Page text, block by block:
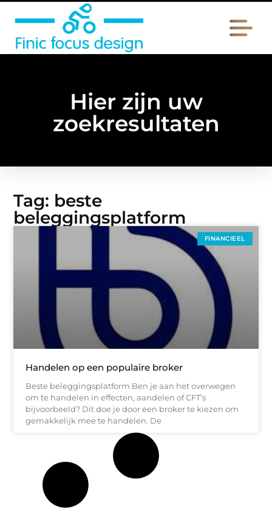
Hier zijn uw
zoekresultaten
Tag: beste
beleggingsplatform
FINANCIEEL
Handelen op een populaire broker
Beste beleggingsplatform Ben je aan het overwegen
om te handelen in effecten, aandelen of CFT’s
bijvoorbeeld? Dit doe je door een broker te kiezen om
gemakkelijk mee te handelen. De